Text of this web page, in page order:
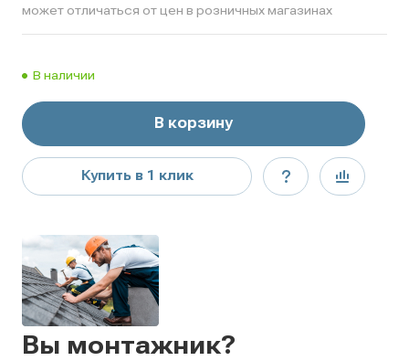
может отличаться от цен в розничных магазинах
В наличии
В корзину
Купить в 1 клик
Вы монтажник?